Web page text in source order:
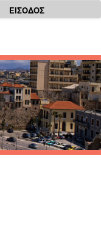
ΕΙΣΟΔΟΣ